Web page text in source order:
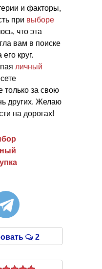
и факторы,
при выборе
что эта
вам в поиске
круг.
личный
только за свою
других. Желаю
на дорогах!
2